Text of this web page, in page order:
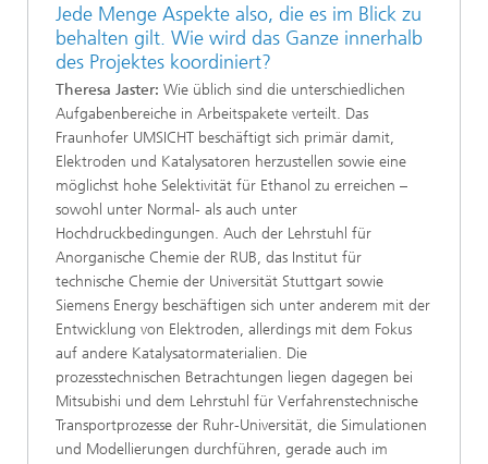
Jede Menge Aspekte also, die es im Blick zu
behalten gilt. Wie wird das Ganze innerhalb
des Projektes koordiniert?
Theresa Jaster: Wie üblich sind die unterschiedlichen
Aufgabenbereiche in Arbeitspakete verteilt. Das
Fraunhofer UMSICHT beschäftigt sich primär damit,
Elektroden und Katalysatoren herzustellen sowie eine
möglichst hohe Selektivität für Ethanol zu erreichen –
sowohl unter Normal- als auch unter
Hochdruckbedingungen. Auch der Lehrstuhl für
Anorganische Chemie der RUB, das Institut für
technische Chemie der Universität Stuttgart sowie
Siemens Energy beschäftigen sich unter anderem mit der
Entwicklung von Elektroden, allerdings mit dem Fokus
auf andere Katalysatormaterialien. Die
prozesstechnischen Betrachtungen liegen dagegen bei
Mitsubishi und dem Lehrstuhl für Verfahrenstechnische
Transportprozesse der Ruhr-Universität, die Simulationen
und Modellierungen durchführen, gerade auch im